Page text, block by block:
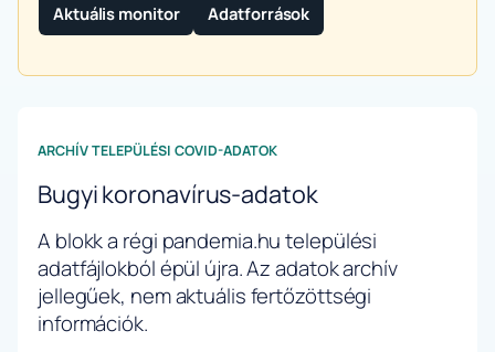
Aktuális monitor Adatforrások
ARCHÍV TELEPÜLÉSI COVID-ADATOK
Bugyi koronavírus-adatok
A blokk a régi pandemia.hu települési
adatfájlokból épül újra. Az adatok archív
jellegűek, nem aktuális fertőzöttségi
információk.